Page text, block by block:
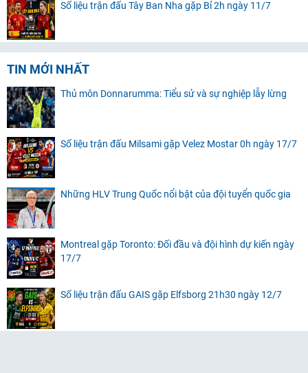
Số liệu trận đấu Tây Ban Nha gặp Bỉ 2h ngày 11/7
TIN MỚI NHẤT
Thủ môn Donnarumma: Tiểu sử và sự nghiệp lẫy lừng
Số liệu trận đấu Milsami gặp Velez Mostar 0h ngày 17/7
Những HLV Trung Quốc nổi bật của đội tuyển quốc gia
Montreal gặp Toronto: Đối đầu và đội hình dự kiến ngày
17/7
Số liệu trận đấu GAIS gặp Elfsborg 21h30 ngày 12/7